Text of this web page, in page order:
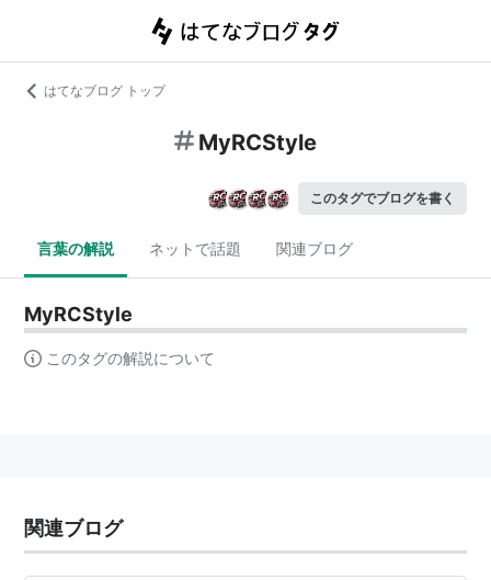
はてなブログ トップ
MyRCStyle
このタグでブログを書く
言葉の解説 ネットで話題 関連ブログ
MyRCStyle
このタグの解説について
関連ブログ